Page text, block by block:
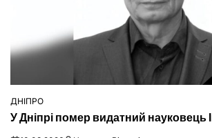
ОПУБЛІКУВАТИ
У
ДНІПРО
У Дніпрі помер видатний науковець